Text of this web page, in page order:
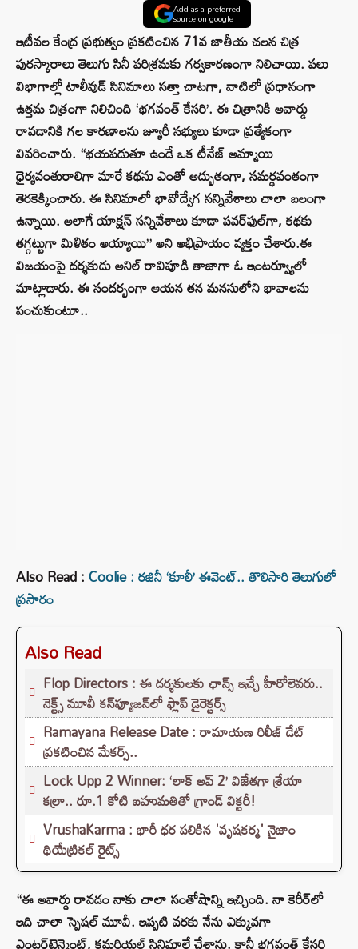
Add as a preferred
source on google
ఇటీవల కేంద్ర ప్రభుత్వం ప్రకటించిన 71వ జాతీయ చలన చిత్ర
పురస్కారాలు తెలుగు సినీ పరిశ్రమకు గర్వకారణంగా నిలిచాయి. పలు
విభాగాల్లో టాలీవుడ్‌ సినిమాలు సత్తా చాటగా, వాటిలో ప్రధానంగా
ఉత్తమ చిత్రంగా నిలిచింది ‘భగవంత్ కేసరి’. ఈ చిత్రానికి అవార్డు
రావడానికి గల కారణాలను జ్యూరీ సభ్యులు కూడా ప్రత్యేకంగా
వివరించారు. “భయపడుతూ ఉండే ఒక టీనేజ్ అమ్మాయి
ధైర్యవంతురాలిగా మారే కథను ఎంతో అద్భుతంగా, సమర్థవంతంగా
తెరకెక్కించారు. ఈ సినిమాలో భావోద్వేగ సన్నివేశాలు చాలా బలంగా
ఉన్నాయి. అలాగే యాక్షన్ సన్నివేశాలు కూడా పవర్‌ఫుల్‌గా, కథకు
తగ్గట్టుగా మిళితం అయ్యాయి” అని అభిప్రాయం వ్యక్తం చేశారు.ఈ
విజయంపై దర్శకుడు అనిల్ రావిపూడి తాజాగా ఓ ఇంటర్వ్యూలో
మాట్లాడారు. ఈ సందర్భంగా ఆయన తన మనసులోని భావాలను
పంచుకుంటూ..
Also Read :Coolie : రజినీ ‘కూలీ’ ఈవెంట్‌.. తొలిసారి తెలుగులో
ప్రసారం
Also Read
Flop Directors : ఈ దర్శకులకు ఛాన్స్ ఇచ్చే హీరోలెవరు..
నెక్ట్స్‌ మూవీ కన్‌ఫ్యూజన్‌లో ఫ్లాప్‌ డైరెక్టర్స్‌
Ramayana Release Date : రామాయణ రిలీజ్ డేట్
ప్రకటించిన మేకర్స్..
Lock Upp 2 Winner: ‘లాక్ అప్ 2’ విజేతగా శ్రేయా
కల్రా.. రూ.1 కోటి బహుమతితో గ్రాండ్ విక్టరీ!
VrushaKarma : భారీ ధర పలికిన 'వృషకర్మ' నైజాం
థియేట్రికల్ రైట్స్
“ఈ అవార్డు రావడం నాకు చాలా సంతోషాన్ని ఇచ్చింది. నా కెరీర్‌లో
ఇది చాలా స్పెషల్ మూవీ. ఇప్పటి వరకు నేను ఎక్కువగా